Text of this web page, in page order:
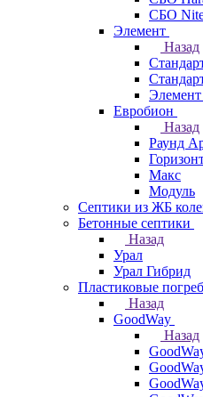
СБО
Элемент
Назад
Евробион
Назад
Раунд
Макс
Модуль
Септики из ЖБ
Бетонные септики
Назад
Урал
Урал Гибрид
Пластиковые
Назад
GoodWay
Назад